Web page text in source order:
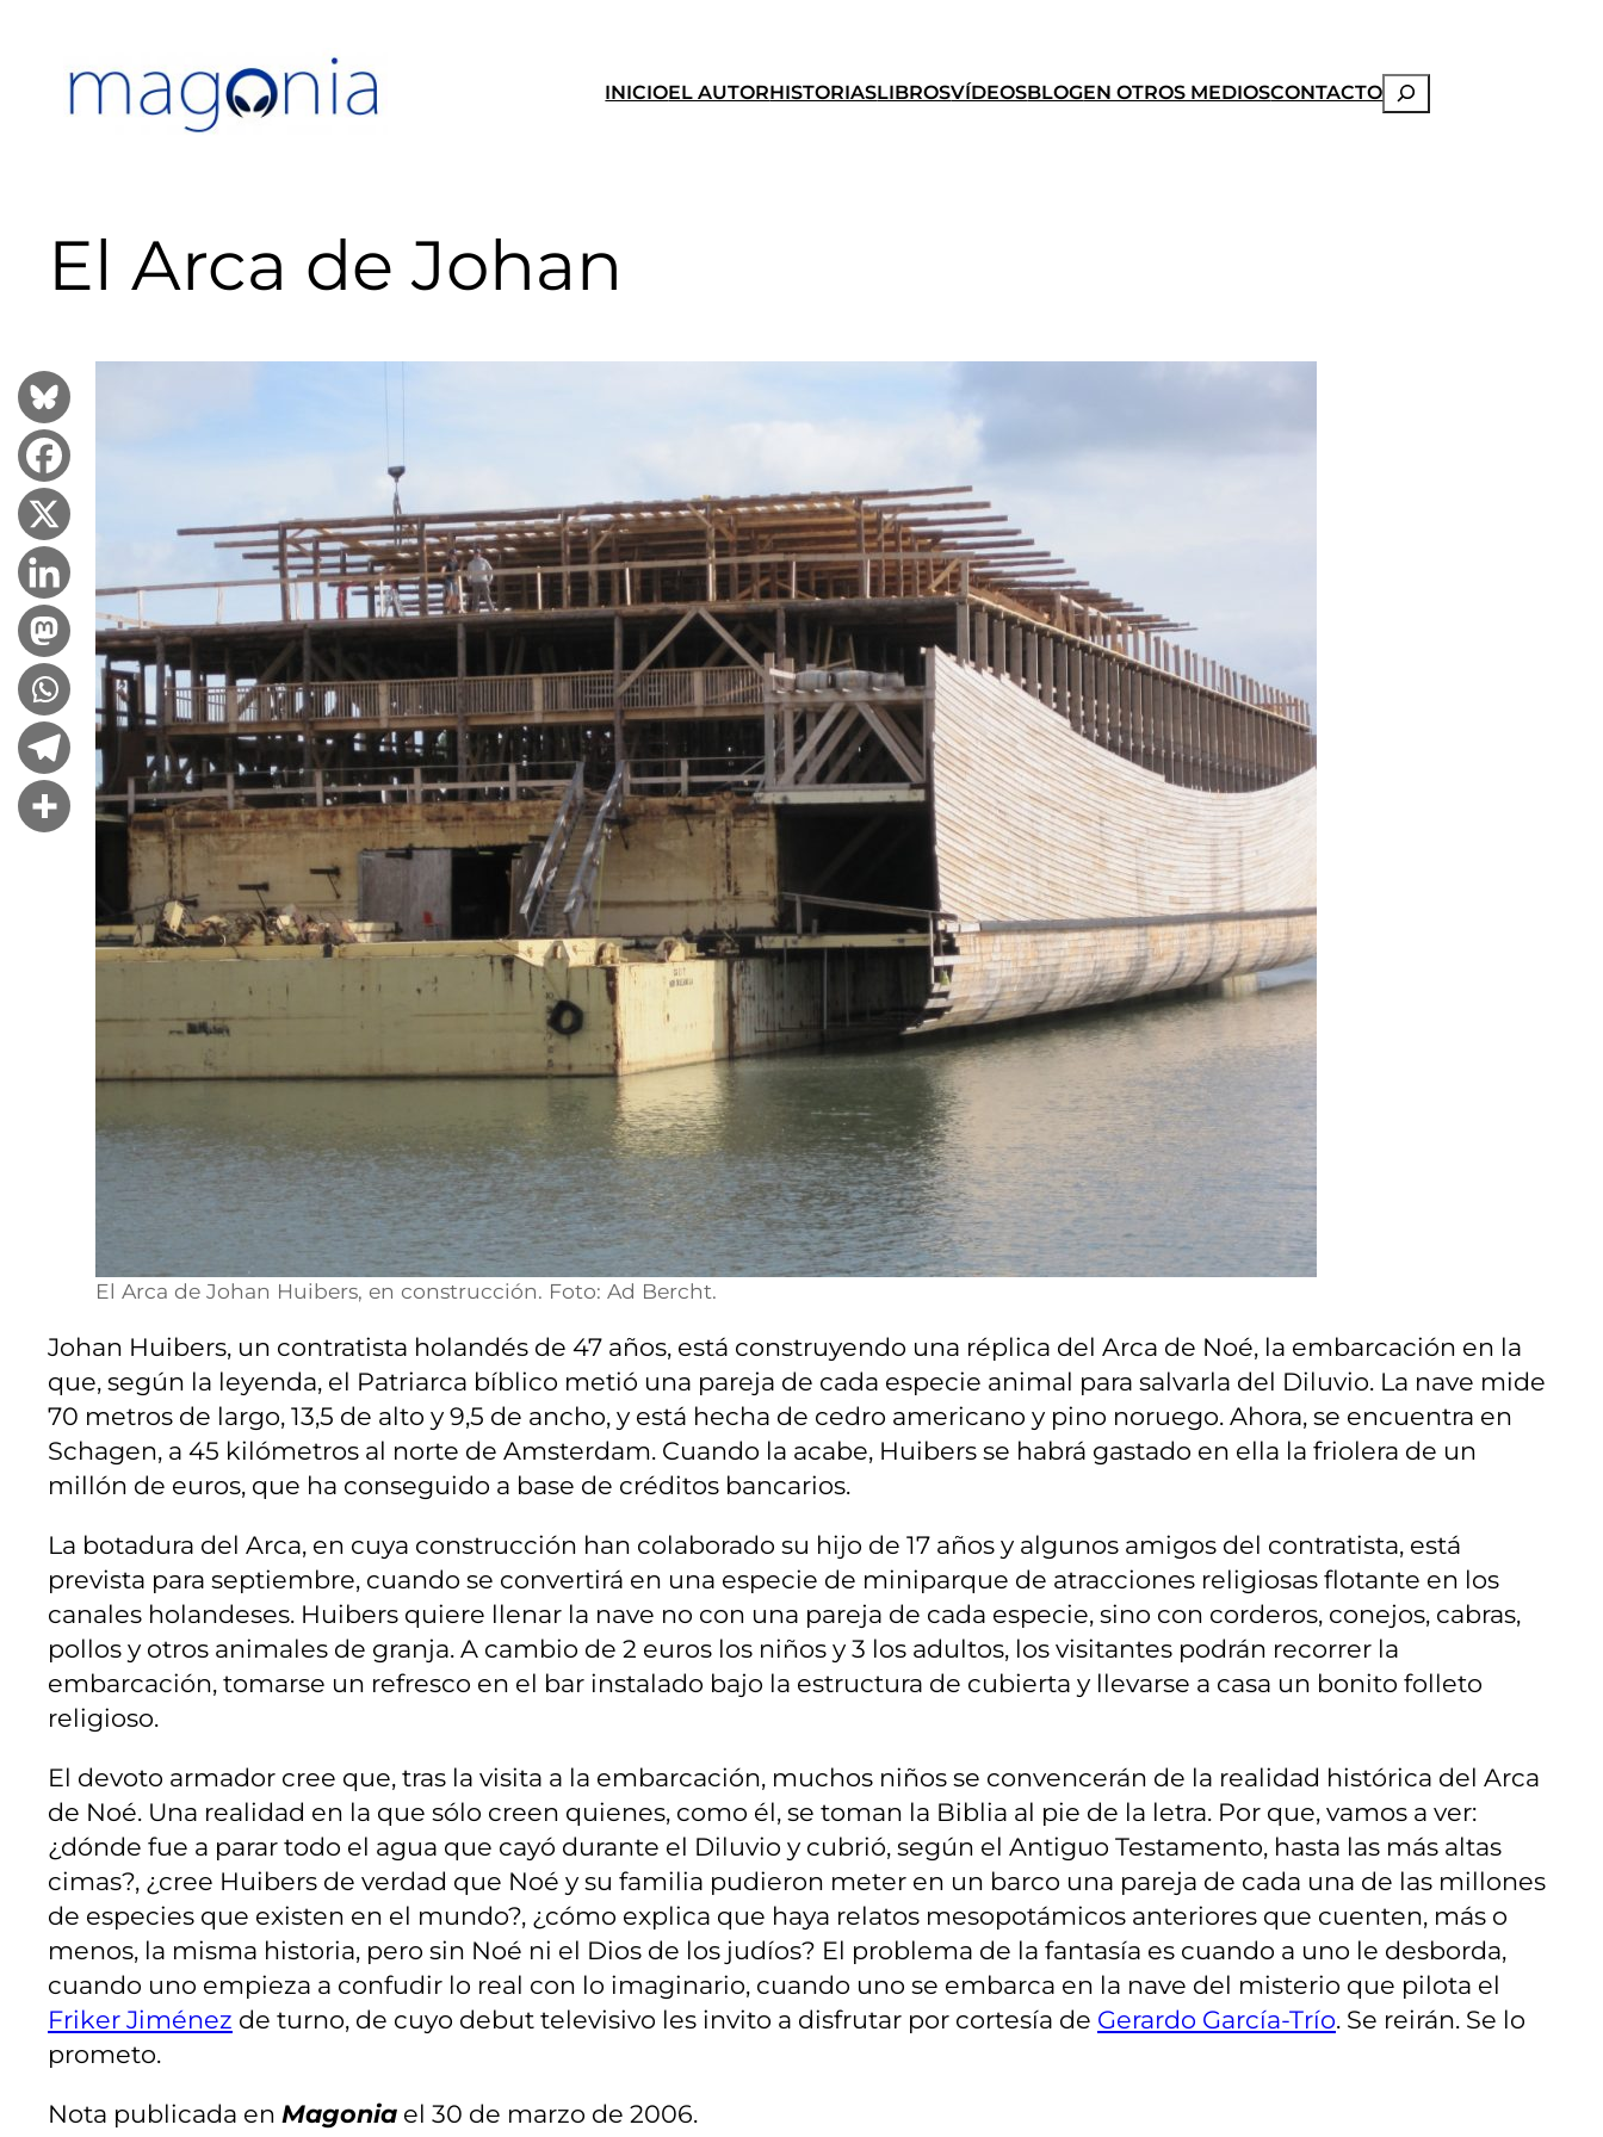
contenido
INICIOEL AUTORHISTORIASLIBROSVÍDEOSBLOGEN OTROS MEDIOSCONTACTOBuscar
El Arca de Johan
El Arca de Johan Huibers, en construcción. Foto: Ad Bercht.
Johan Huibers, un contratista holandés de 47 años, está construyendo una réplica del Arca de Noé, la embarcación en la
que, según la leyenda, el Patriarca bíblico metió una pareja de cada especie animal para salvarla del Diluvio. La nave mide
70 metros de largo, 13,5 de alto y 9,5 de ancho, y está hecha de cedro americano y pino noruego. Ahora, se encuentra en
Schagen, a 45 kilómetros al norte de Amsterdam. Cuando la acabe, Huibers se habrá gastado en ella la friolera de un
millón de euros, que ha conseguido a base de créditos bancarios.
La botadura del Arca, en cuya construcción han colaborado su hijo de 17 años y algunos amigos del contratista, está
prevista para septiembre, cuando se convertirá en una especie de miniparque de atracciones religiosas flotante en los
canales holandeses. Huibers quiere llenar la nave no con una pareja de cada especie, sino con corderos, conejos, cabras,
pollos y otros animales de granja. A cambio de 2 euros los niños y 3 los adultos, los visitantes podrán recorrer la
embarcación, tomarse un refresco en el bar instalado bajo la estructura de cubierta y llevarse a casa un bonito folleto
religioso.
El devoto armador cree que, tras la visita a la embarcación, muchos niños se convencerán de la realidad histórica del Arca
de Noé. Una realidad en la que sólo creen quienes, como él, se toman la Biblia al pie de la letra. Por que, vamos a ver:
¿dónde fue a parar todo el agua que cayó durante el Diluvio y cubrió, según el Antiguo Testamento, hasta las más altas
cimas?, ¿cree Huibers de verdad que Noé y su familia pudieron meter en un barco una pareja de cada una de las millones
de especies que existen en el mundo?, ¿cómo explica que haya relatos mesopotámicos anteriores que cuenten, más o
menos, la misma historia, pero sin Noé ni el Dios de los judíos? El problema de la fantasía es cuando a uno le desborda,
cuando uno empieza a confudir lo real con lo imaginario, cuando uno se embarca en la nave del misterio que pilota el
Friker Jiménez de turno, de cuyo debut televisivo les invito a disfrutar por cortesía de Gerardo García-Trío. Se reirán. Se lo
prometo.
Nota publicada en Magonia el 30 de marzo de 2006.